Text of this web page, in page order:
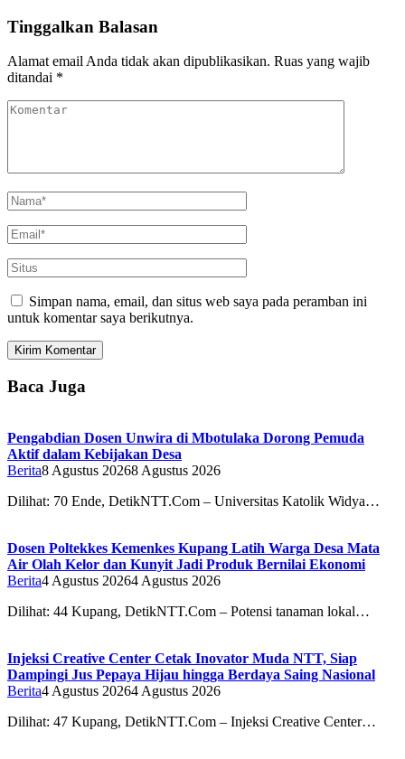
Tinggalkan Balasan
Alamat email Anda tidak akan dipublikasikan. Ruas yang wajib
ditandai *
Simpan nama, email, dan situs web saya pada peramban ini
untuk komentar saya berikutnya.
Baca Juga
Pengabdian Dosen Unwira di Mbotulaka Dorong Pemuda
Aktif dalam Kebijakan Desa
Berita8 Agustus 20268 Agustus 2026
Dilihat: 70 Ende, DetikNTT.Com – Universitas Katolik Widya…
Dosen Poltekkes Kemenkes Kupang Latih Warga Desa Mata
Air Olah Kelor dan Kunyit Jadi Produk Bernilai Ekonomi
Berita4 Agustus 20264 Agustus 2026
Dilihat: 44 Kupang, DetikNTT.Com – Potensi tanaman lokal…
Injeksi Creative Center Cetak Inovator Muda NTT, Siap
Dampingi Jus Pepaya Hijau hingga Berdaya Saing Nasional
Berita4 Agustus 20264 Agustus 2026
Dilihat: 47 Kupang, DetikNTT.Com – Injeksi Creative Center…